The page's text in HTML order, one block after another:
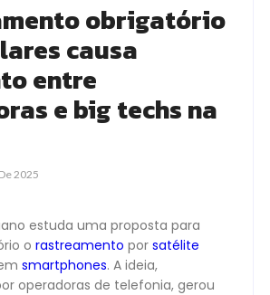
obrigatório
causa
entre
e big techs na
2025
estuda uma proposta para
o rastreamento por satélite
smartphones. A ideia,
operadoras de telefonia, gerou